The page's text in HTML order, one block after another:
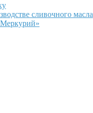
сливочного масла